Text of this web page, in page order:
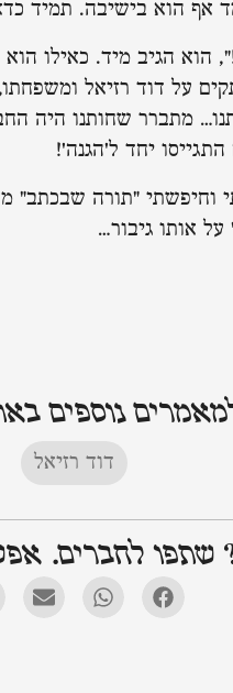
אף הוא בישיבה. תמיד
הוא הגיב מיד. כאילו
על דוד רזיאל
מתברר שחותנו היה
יחד ל'הגנה'!
וחיפשתי "תורה שבכתב"
אותו גיבור…
נוספים
דוד רזיאל
שתפו לחברים.